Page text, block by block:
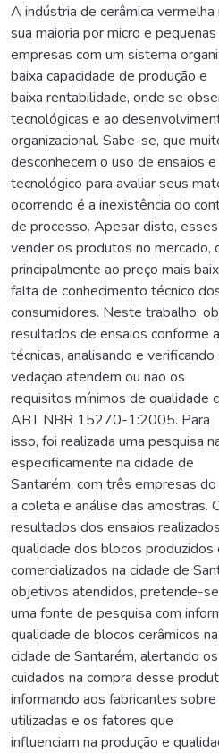
A indústria de cerâmica
sua maioria por micro e pequenas
empresas com um sistema
baixa capacidade de produção e
baixa rentabilidade, onde se
tecnológicas e ao
organizacional. Sabe-se, que
desconhecem o uso de ensaios
tecnológico para avaliar seus
ocorrendo é a inexistência do
de processo. Apesar disto,
vender os produtos no mercado,
principalmente ao preço mais
falta de conhecimento técnico
consumidores. Neste trabalho,
resultados de ensaios conforme
técnicas, analisando e
vedação atendem ou não os
requisitos mínimos de qualidade
ABT NBR 15270-1:2005. Para
isso, foi realizada uma pesquisa
especificamente na cidade de
Santarém, com três empresas
a coleta e análise das amostras.
resultados dos ensaios
qualidade dos blocos produzidos
comercializados na cidade de
objetivos atendidos, pretende-
uma fonte de pesquisa com
qualidade de blocos cerâmicos na
cidade de Santarém, alertando
cuidados na compra desse
informando aos fabricantes
utilizadas e os fatores que
influenciam na produção e